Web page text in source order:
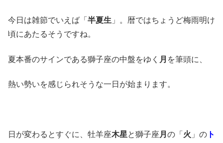
今日は雑節でいえば「 半夏生 」。暦ではちょうど梅雨明け
頃にあたるそうですね。
夏本番のサインである獅子座の中盤をゆく 月 を筆頭に、
熱い勢いを感じられそうな一日が始まります。
日が変わるとすぐに、牡羊座木星と獅子座 月 の「 火 」の ト